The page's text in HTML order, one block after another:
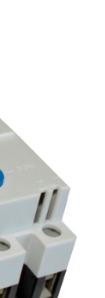
Стремянки с
Стремянки с
опорой
Ширмы
РЗА (шторы)
Штендеры